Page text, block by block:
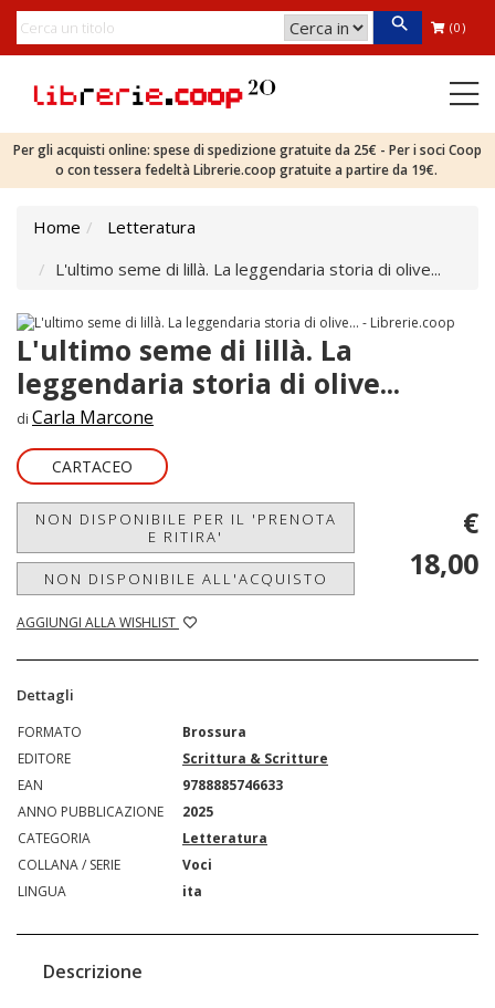
(0)
Per gli acquisti online: spese di spedizione gratuite da 25€ - Per i soci Coop
o con tessera fedeltà Librerie.coop gratuite a partire da 19€.
Home
Letteratura
L'ultimo seme di lillà. La leggendaria storia di olive...
L'ultimo seme di lillà. La
leggendaria storia di olive...
di Carla Marcone
CARTACEO
NON DISPONIBILE PER IL 'PRENOTA
E RITIRA'
NON DISPONIBILE ALL'ACQUISTO
AGGIUNGI ALLA WISHLIST
€
18,00
Dettagli
FORMATO
Brossura
EDITORE
Scrittura & Scritture
EAN
9788885746633
ANNO PUBBLICAZIONE
2025
CATEGORIA
Letteratura
COLLANA / SERIE
Voci
LINGUA
ita
Descrizione